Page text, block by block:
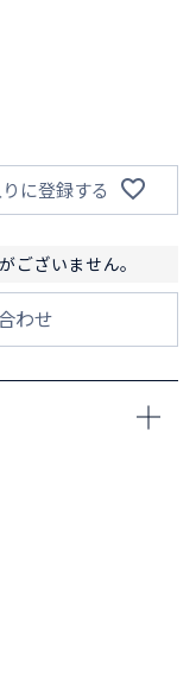
に登録する
ございません。
わせ